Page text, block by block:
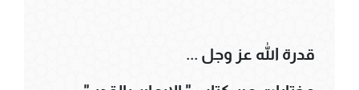
قدرة الله عز وجل ...